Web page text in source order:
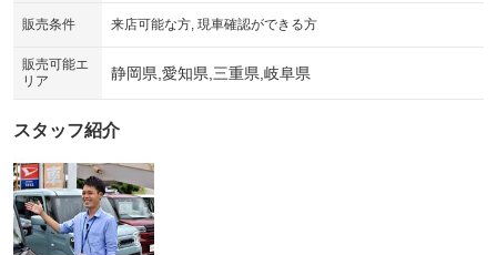
エアサスペンション
：装備なし ヘッドライトウォッシャー
：装備なし
販売条件 来店可能な方, 現車確認ができる方
販売可能エ
リア
静岡県,愛知県,三重県,岐阜県
スタッフ紹介